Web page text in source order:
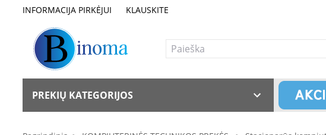
INFORMACIJA PIRKĖJUI KLAUSKITE
PREKIŲ KATEGORIJOS